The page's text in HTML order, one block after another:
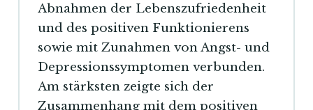
Abnahmen der Lebenszufriedenheit
und des positiven Funktionierens
sowie mit Zunahmen von Angst- und
Depressionssymptomen verbunden.
Am stärksten zeigte sich der
Zusammenhang mit dem positiven